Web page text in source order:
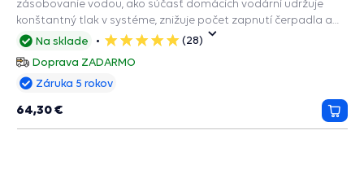
Na sklade
5
hviezdičiek
(28)
Doprava ZADARMO
zásobovanie vodou, ako súčasť domácich vodární udržuje
konštantný tlak v systéme, znižuje počet zapnutí čerpadla a
predlžuje jeho životnosť.
Záruka 5 rokov
64,30 €
do